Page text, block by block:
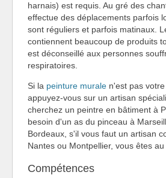
harnais) est requis. Au gré des
effectue des déplacements parfois
sont réguliers et parfois matinaux.
contiennent beaucoup de produits
est déconseillé aux personnes
respiratoires.
Si la peinture murale n'est pas votre
appuyez-vous sur un artisan
cherchez un peintre en bâtiment à
besoin d'un as du pinceau à
Bordeaux, s'il vous faut un artisan
Nantes ou Montpellier, vous êtes
Compétences